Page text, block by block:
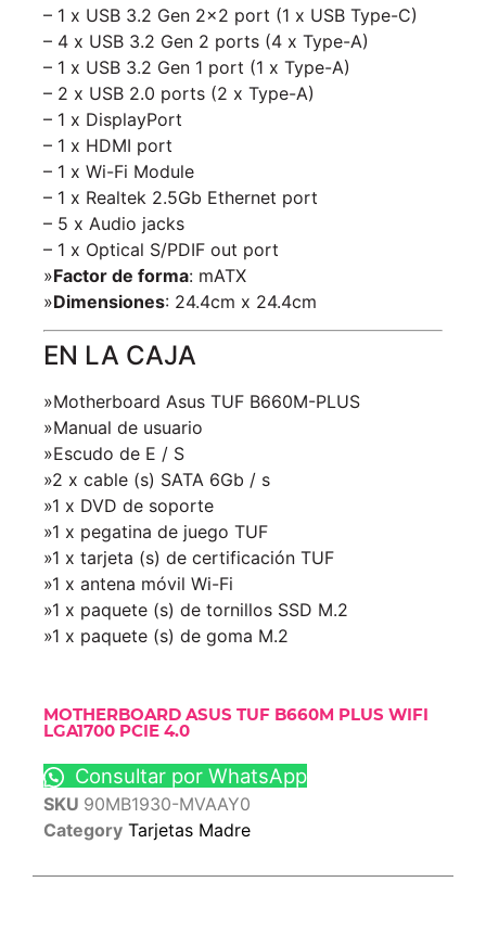
– 1 x USB 3.2 Gen 2×2 port (1 x USB Type-C)
– 4 x USB 3.2 Gen 2 ports (4 x Type-A)
– 1 x USB 3.2 Gen 1 port (1 x Type-A)
– 2 x USB 2.0 ports (2 x Type-A)
– 1 x DisplayPort
– 1 x HDMI port
– 1 x Wi-Fi Module
– 1 x Realtek 2.5Gb Ethernet port
– 5 x Audio jacks
– 1 x Optical S/PDIF out port
»Factor de forma: mATX
»Dimensiones: 24.4cm x 24.4cm
EN LA CAJA
»Motherboard Asus TUF B660M-PLUS
»Manual de usuario
»Escudo de E / S
»2 x cable (s) SATA 6Gb / s
»1 x DVD de soporte
»1 x pegatina de juego TUF
»1 x tarjeta (s) de certificación TUF
»1 x antena móvil Wi-Fi
»1 x paquete (s) de tornillos SSD M.2
»1 x paquete (s) de goma M.2
MOTHERBOARD ASUS TUF B660M PLUS WIFI
LGA1700 PCIE 4.0
Consultar por WhatsApp
SKU 90MB1930-MVAAY0
Category Tarjetas Madre